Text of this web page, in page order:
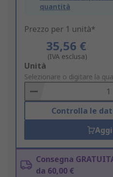
quantità
Prezzo per 1 unità*
35,56 €
(IVA esclusa)
Add
to
Basket
Unità
Selezionare o digitare la
Controlla le
Consegna
da 60,00 €